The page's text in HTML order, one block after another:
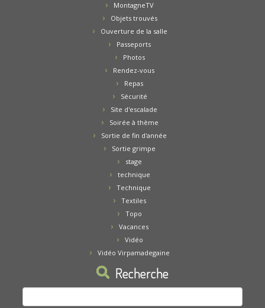
MontagneTV
Objets trouvés
Ouverture de la salle
Passeports
Photos
Rendez-vous
Repas
Sécurité
Site d'escalade
Soirée à thème
Sortie de fin d'année
Sortie grimpe
stage
technique
Technique
Textiles
Topo
Vacances
Vidéo
Vidéo Virpamadegaine
Recherche